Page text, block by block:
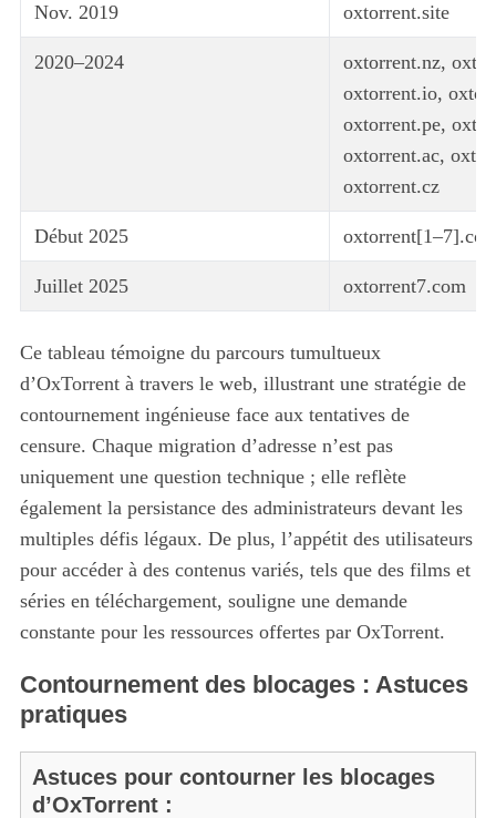
Nov. 2019 oxtorrent.site
2020–2024
oxtorrent.nz,
oxtorrent.io,
oxtorrent.pe,
oxtorrent.ac,
oxtorrent.cz
Début 2025
Juillet 2025 oxtorrent7.com
Ce tableau témoigne du parcours tumultueux
d’OxTorrent à travers le web, illustrant une stratégie de
contournement ingénieuse face aux tentatives de
censure. Chaque migration d’adresse n’est pas
uniquement une question technique ; elle reflète
également la persistance des administrateurs devant les
multiples défis légaux. De plus, l’appétit des utilisateurs
pour accéder à des contenus variés, tels que des films et
séries en téléchargement, souligne une demande
constante pour les ressources offertes par OxTorrent.
Contournement des blocages : Astuces
pratiques
Astuces pour contourner les blocages
d’OxTorrent :